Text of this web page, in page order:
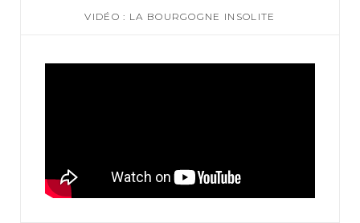
VIDÉO : LA BOURGOGNE INSOLITE